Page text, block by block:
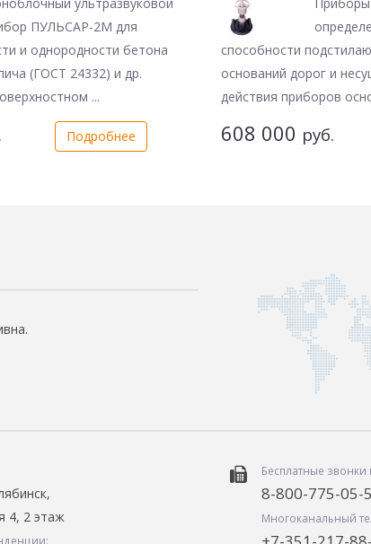
ультразвуковой
ПУЛЬСАР-2М для
и однородности бетона
(ГОСТ 24332) и др.
...
Подробнее
способности
оснований дорог и
действия приборов
608 000 руб.
4, 2 этаж
Бесплатные звонки
8-800-775-05-
Многоканальный